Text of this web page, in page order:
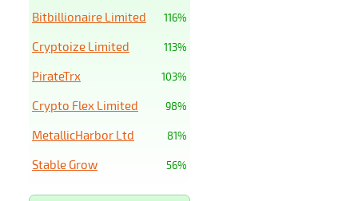
116%
Bitbillionaire Limited
113%
Cryptoize Limited
103%
PirateTrx
98%
Crypto Flex Limited
81%
MetallicHarbor Ltd
56%
Stable Grow